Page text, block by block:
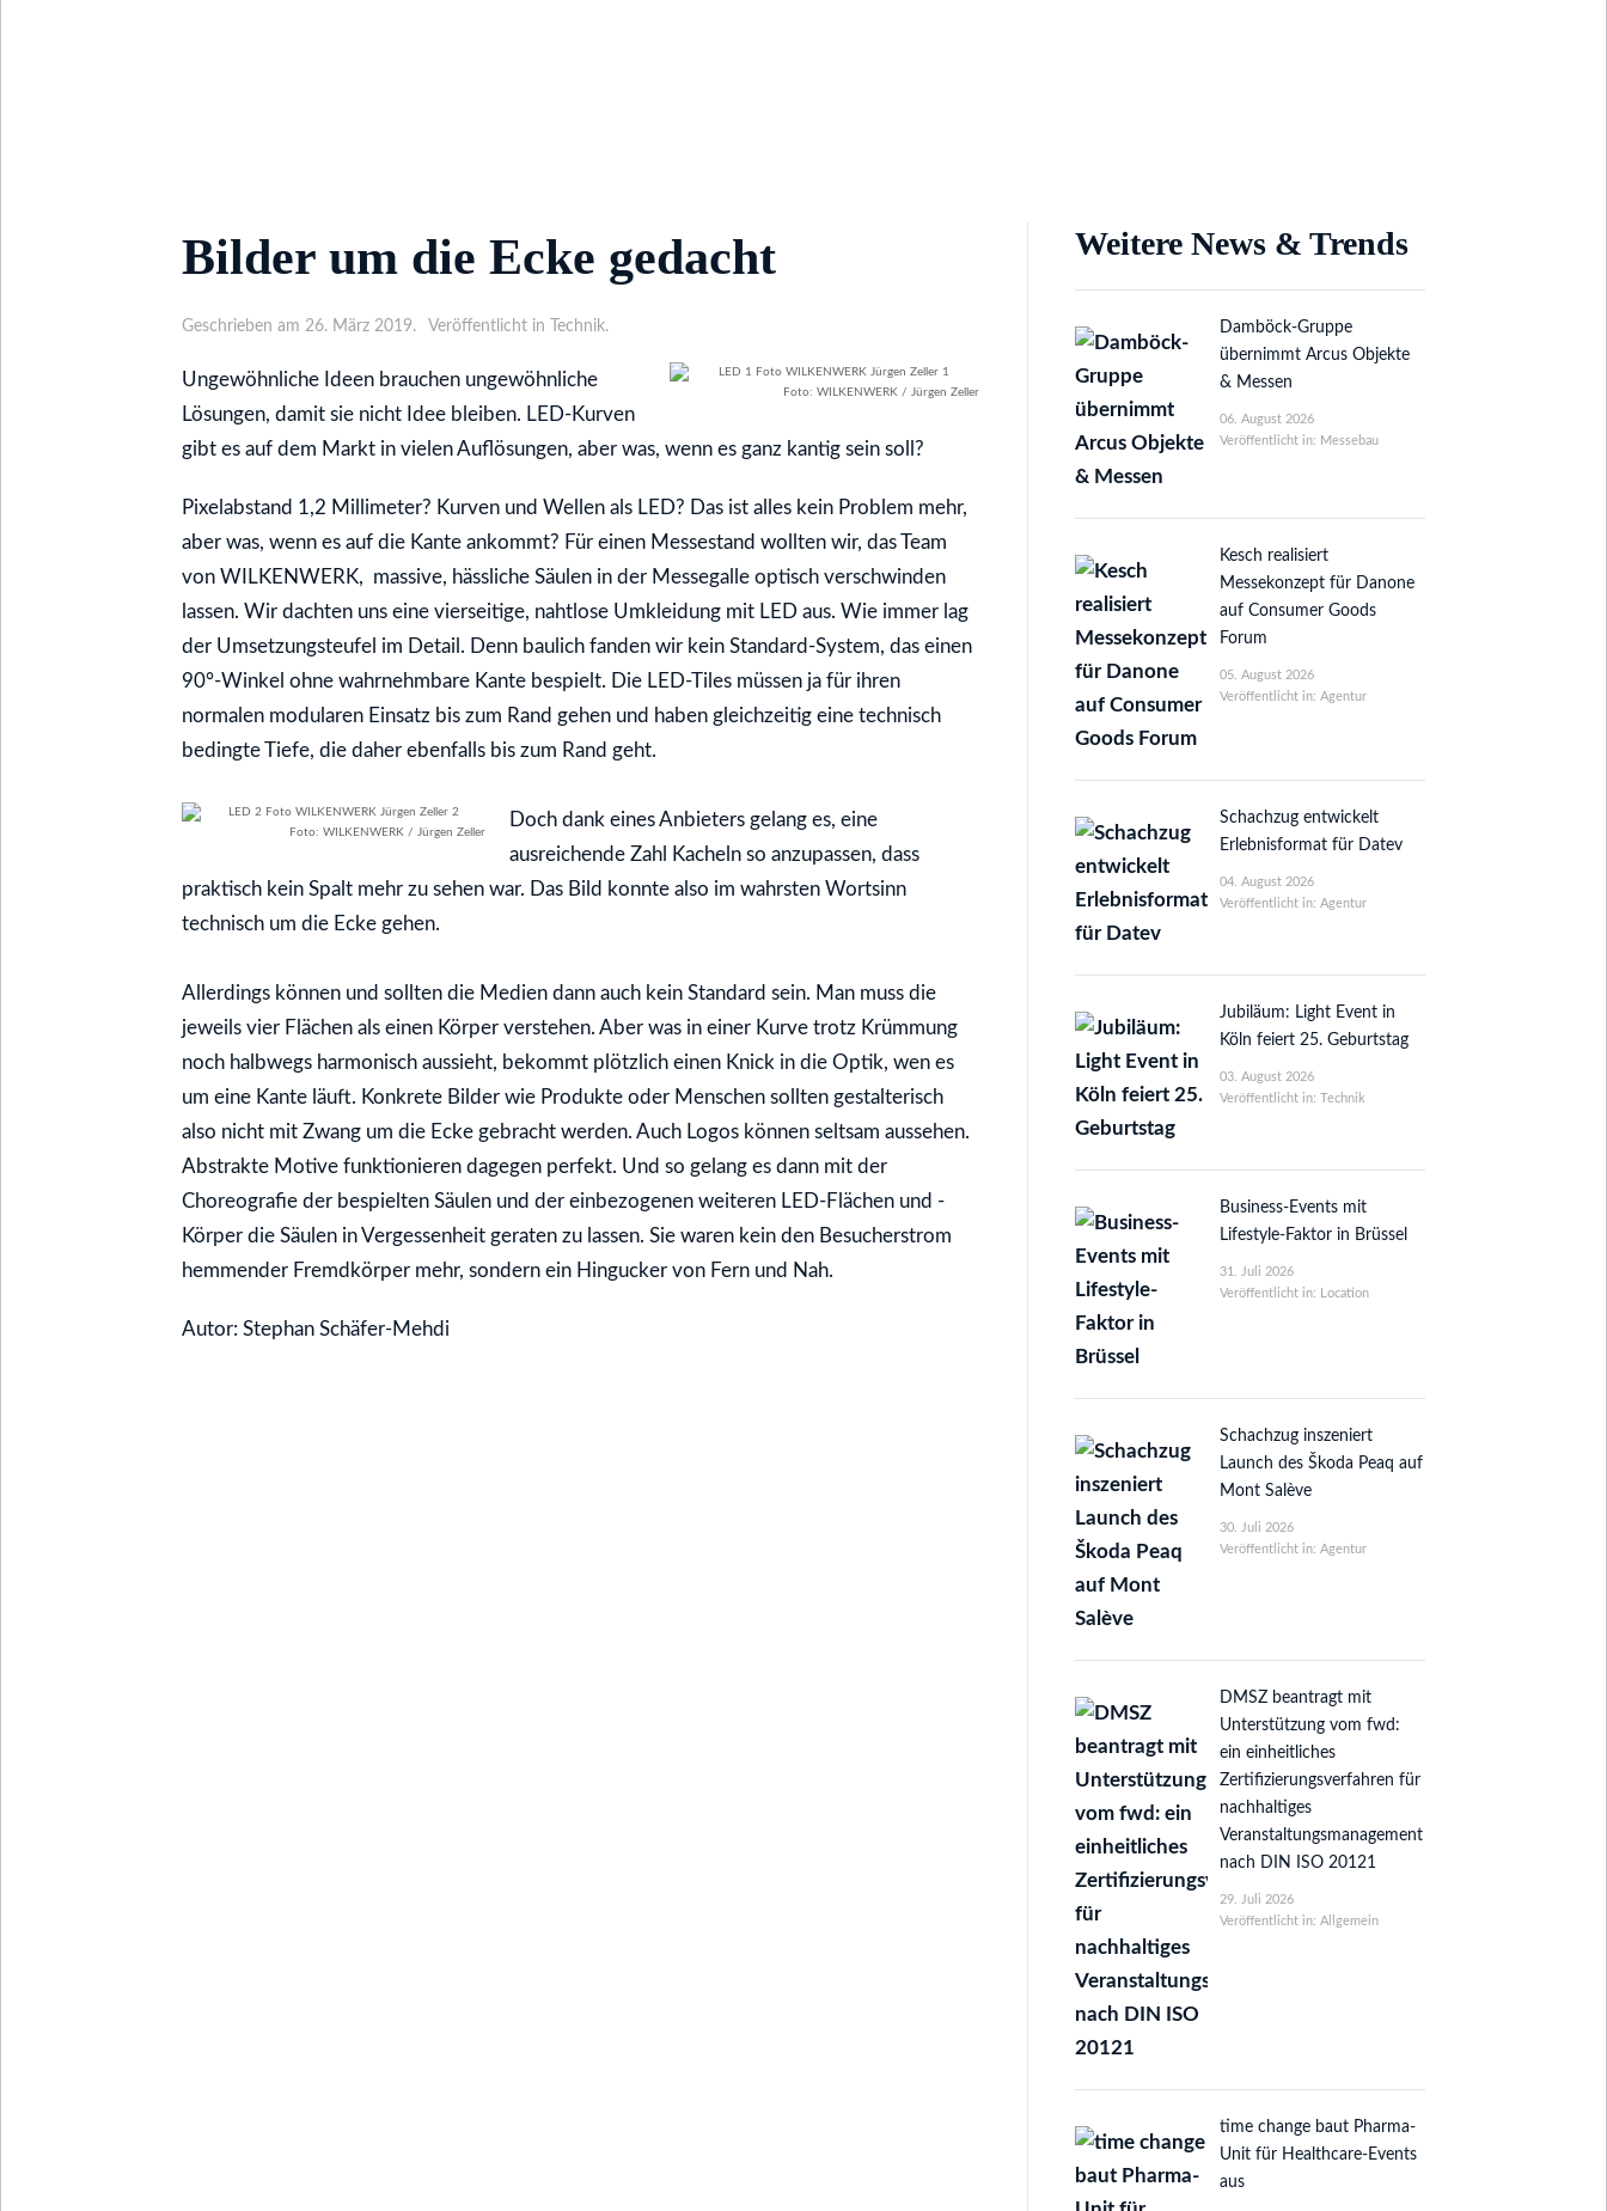
Bilder um die Ecke gedacht
Geschrieben am 26. März 2019. Veröffentlicht in Technik.
Foto: WILKENWERK / Jürgen Zeller
Ungewöhnliche Ideen brauchen ungewöhnliche
Lösungen, damit sie nicht Idee bleiben. LED-Kurven
gibt es auf dem Markt in vielen Auflösungen, aber was, wenn es ganz kantig sein soll?
Pixelabstand 1,2 Millimeter? Kurven und Wellen als LED? Das ist alles kein Problem mehr,
aber was, wenn es auf die Kante ankommt? Für einen Messestand wollten wir, das Team
von WILKENWERK, massive, hässliche Säulen in der Messegalle optisch verschwinden
lassen. Wir dachten uns eine vierseitige, nahtlose Umkleidung mit LED aus. Wie immer lag
der Umsetzungsteufel im Detail. Denn baulich fanden wir kein Standard-System, das einen
90°-Winkel ohne wahrnehmbare Kante bespielt. Die LED-Tiles müssen ja für ihren
normalen modularen Einsatz bis zum Rand gehen und haben gleichzeitig eine technisch
bedingte Tiefe, die daher ebenfalls bis zum Rand geht.
Foto: WILKENWERK / Jürgen Zeller
Doch dank eines Anbieters gelang es, eine
ausreichende Zahl Kacheln so anzupassen, dass
praktisch kein Spalt mehr zu sehen war. Das Bild konnte also im wahrsten Wortsinn
technisch um die Ecke gehen.
Allerdings können und sollten die Medien dann auch kein Standard sein. Man muss die
jeweils vier Flächen als einen Körper verstehen. Aber was in einer Kurve trotz Krümmung
noch halbwegs harmonisch aussieht, bekommt plötzlich einen Knick in die Optik, wen es
um eine Kante läuft. Konkrete Bilder wie Produkte oder Menschen sollten gestalterisch
also nicht mit Zwang um die Ecke gebracht werden. Auch Logos können seltsam aussehen.
Abstrakte Motive funktionieren dagegen perfekt. Und so gelang es dann mit der
Choreografie der bespielten Säulen und der einbezogenen weiteren LED-Flächen und -
Körper die Säulen in Vergessenheit geraten zu lassen. Sie waren kein den Besucherstrom
hemmender Fremdkörper mehr, sondern ein Hingucker von Fern und Nah.
Autor: Stephan Schäfer-Mehdi
Weitere News & Trends
Damböck-Gruppe
übernimmt Arcus Objekte
& Messen
06. August 2026
Veröffentlicht in: Messebau
Kesch realisiert
Messekonzept für Danone
auf Consumer Goods
Forum
05. August 2026
Veröffentlicht in: Agentur
Schachzug entwickelt
Erlebnisformat für Datev
04. August 2026
Veröffentlicht in: Agentur
Jubiläum: Light Event in
Köln feiert 25. Geburtstag
03. August 2026
Veröffentlicht in: Technik
Business-Events mit
Lifestyle-Faktor in Brüssel
31. Juli 2026
Veröffentlicht in: Location
Schachzug inszeniert
Launch des Škoda Peaq auf
Mont Salève
30. Juli 2026
Veröffentlicht in: Agentur
DMSZ beantragt mit
Unterstützung vom fwd:
ein einheitliches
Zertifizierungsverfahren für
nachhaltiges
Veranstaltungsmanagement
nach DIN ISO 20121
29. Juli 2026
Veröffentlicht in: Allgemein
time change baut Pharma-
Unit für Healthcare-Events
aus